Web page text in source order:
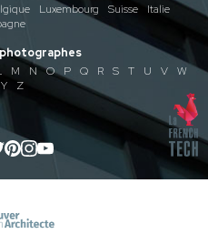
Luxembourg Suisse
Italie
M N O P Q R S T U V
W
Y Z